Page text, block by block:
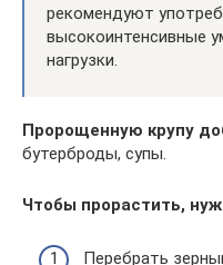
рекомендуют
высокоинтенсивные
нагрузки.
Пророщенную крупу
бутерброды, супы.
Чтобы прорастить,
Перебрать